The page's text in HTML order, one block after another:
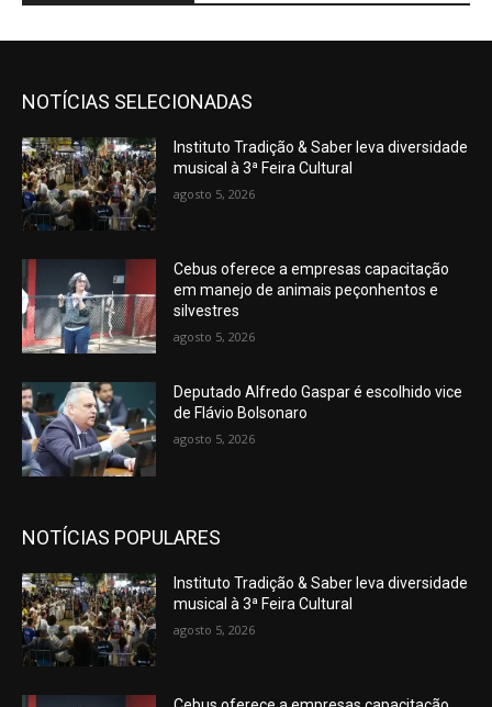
NOTÍCIAS SELECIONADAS
Instituto Tradição & Saber leva diversidade
musical à 3ª Feira Cultural
agosto 5, 2026
Cebus oferece a empresas capacitação
em manejo de animais peçonhentos e
silvestres
agosto 5, 2026
Deputado Alfredo Gaspar é escolhido vice
de Flávio Bolsonaro
agosto 5, 2026
NOTÍCIAS POPULARES
Instituto Tradição & Saber leva diversidade
musical à 3ª Feira Cultural
agosto 5, 2026